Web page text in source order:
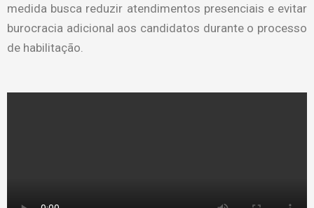
medida busca reduzir atendimentos presenciais e evitar
burocracia adicional aos candidatos durante o processo
de habilitação.